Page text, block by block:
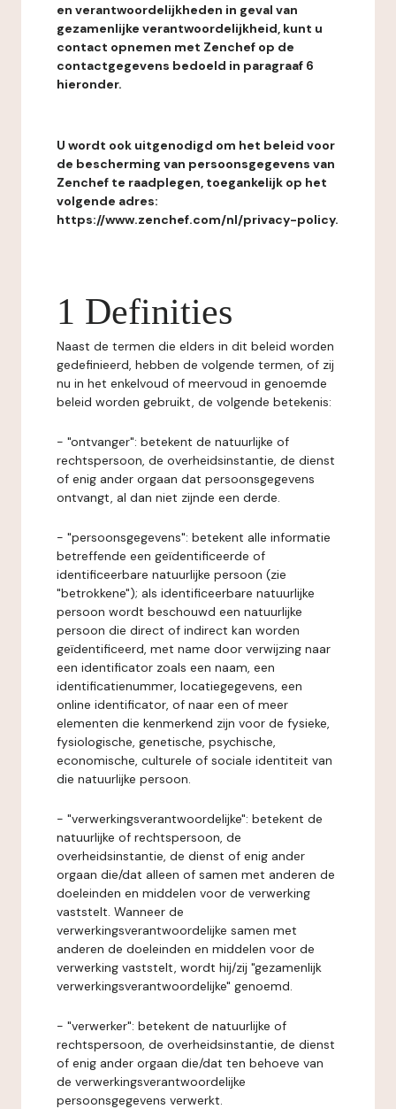
en verantwoordelijkheden in geval van
gezamenlijke verantwoordelijkheid, kunt u
contact opnemen met Zenchef op de
contactgegevens bedoeld in paragraaf 6
hieronder.
U wordt ook uitgenodigd om het beleid voor
de bescherming van persoonsgegevens van
Zenchef te raadplegen, toegankelijk op het
volgende adres:
https://www.zenchef.com/nl/privacy-policy.
1 Definities
Naast de termen die elders in dit beleid worden
gedefinieerd, hebben de volgende termen, of zij
nu in het enkelvoud of meervoud in genoemde
beleid worden gebruikt, de volgende betekenis:
- "ontvanger": betekent de natuurlijke of
rechtspersoon, de overheidsinstantie, de dienst
of enig ander orgaan dat persoonsgegevens
ontvangt, al dan niet zijnde een derde.
- "persoonsgegevens": betekent alle informatie
betreffende een geïdentificeerde of
identificeerbare natuurlijke persoon (zie
"betrokkene"); als identificeerbare natuurlijke
persoon wordt beschouwd een natuurlijke
persoon die direct of indirect kan worden
geïdentificeerd, met name door verwijzing naar
een identificator zoals een naam, een
identificatienummer, locatiegegevens, een
online identificator, of naar een of meer
elementen die kenmerkend zijn voor de fysieke,
fysiologische, genetische, psychische,
economische, culturele of sociale identiteit van
die natuurlijke persoon.
- "verwerkingsverantwoordelijke": betekent de
natuurlijke of rechtspersoon, de
overheidsinstantie, de dienst of enig ander
orgaan die/dat alleen of samen met anderen de
doeleinden en middelen voor de verwerking
vaststelt. Wanneer de
verwerkingsverantwoordelijke samen met
anderen de doeleinden en middelen voor de
verwerking vaststelt, wordt hij/zij "gezamenlijk
verwerkingsverantwoordelijke" genoemd.
- "verwerker": betekent de natuurlijke of
rechtspersoon, de overheidsinstantie, de dienst
of enig ander orgaan die/dat ten behoeve van
de verwerkingsverantwoordelijke
persoonsgegevens verwerkt.